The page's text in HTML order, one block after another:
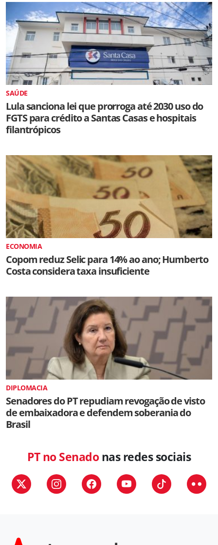
SAÚDE
Lula sanciona lei que prorroga até 2030 uso do
FGTS para crédito a Santas Casas e hospitais
filantrópicos
ECONOMIA
Copom reduz Selic para 14% ao ano; Humberto
Costa considera taxa insuficiente
DIPLOMACIA
Senadores do PT repudiam revogação de visto
de embaixadora e defendem soberania do
Brasil
PT no Senadonas redes sociais